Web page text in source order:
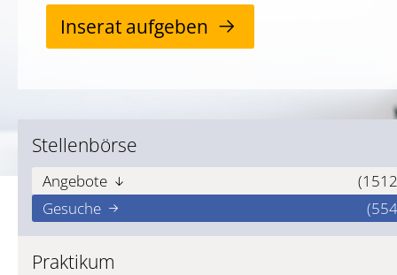
Inserat aufgeben
Stellenbörse
Angebote
Gesuche
Praktikum